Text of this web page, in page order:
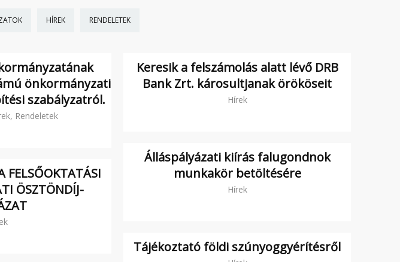
HÍREK RENDELETEK
önkormányzati
szabályzatról.
Rendeletek
Keresik a felszámolás alatt lévő DRB
Bank Zrt. károsultjanak örököseit
Hírek
Álláspályázati kiírás falugondnok
munkakör betöltésére
Hírek
FELSŐOKTATÁSI
ÖSZTÖNDÍJ-
Tájékoztató földi szúnyoggyérítésről